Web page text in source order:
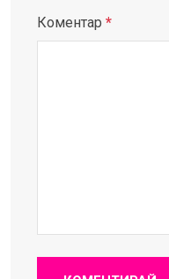
Коментар *